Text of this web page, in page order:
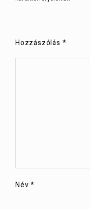
Hozzászólás *
Név*